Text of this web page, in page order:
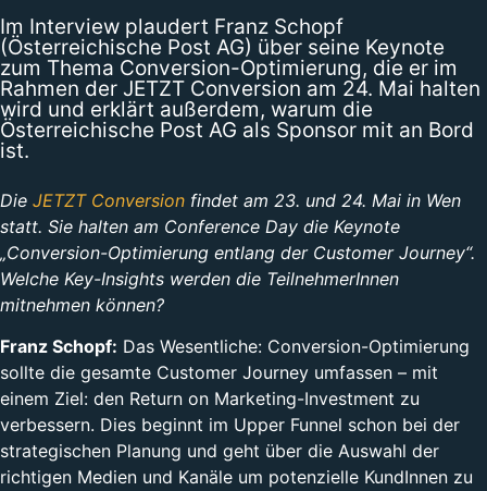
Im Interview plaudert Franz Schopf
(Österreichische Post AG) über seine Keynote
zum Thema Conversion-Optimierung, die er im
Rahmen der JETZT Conversion am 24. Mai halten
wird und erklärt außerdem, warum die
Österreichische Post AG als Sponsor mit an Bord
ist.
Die JETZT Conversion findet am 23. und 24. Mai in Wen
statt. Sie halten am Conference Day die Keynote
„Conversion-Optimierung entlang der Customer Journey“.
Welche Key-Insights werden die TeilnehmerInnen
mitnehmen können?
Franz Schopf: Das Wesentliche: Conversion-Optimierung
sollte die gesamte Customer Journey umfassen – mit
einem Ziel: den Return on Marketing-Investment zu
verbessern. Dies beginnt im Upper Funnel schon bei der
strategischen Planung und geht über die Auswahl der
richtigen Medien und Kanäle um potenzielle KundInnen zu